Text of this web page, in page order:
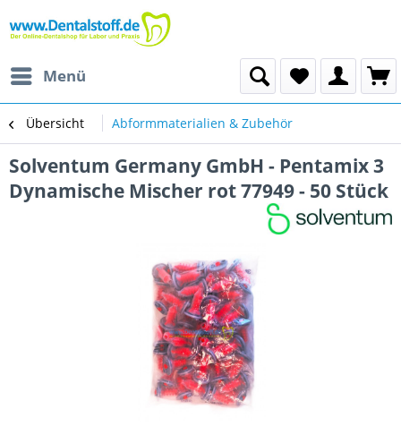
Menü
Übersicht Abformmaterialien & Zubehör
Solventum Germany GmbH - Pentamix 3
Dynamische Mischer rot 77949 - 50 Stück